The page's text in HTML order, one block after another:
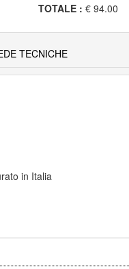
TOTALE : € 94.00
TECNICHE
in Italia